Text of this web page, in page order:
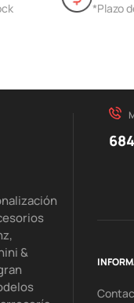
*Plazo
&